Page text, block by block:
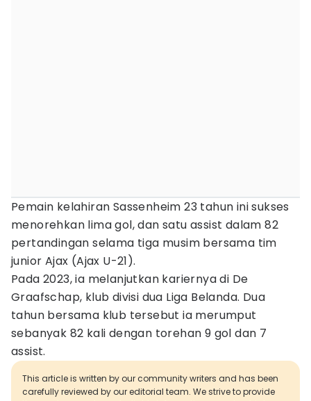
Pemain kelahiran Sassenheim 23 tahun ini sukses
menorehkan lima gol, dan satu assist dalam 82
pertandingan selama tiga musim bersama tim
junior Ajax (Ajax U-21).
Pada 2023, ia melanjutkan kariernya di De
Graafschap, klub divisi dua Liga Belanda. Dua
tahun bersama klub tersebut ia merumput
sebanyak 82 kali dengan torehan 9 gol dan 7
assist.
This article is written by our community writers and has been
carefully reviewed by our editorial team. We strive to provide